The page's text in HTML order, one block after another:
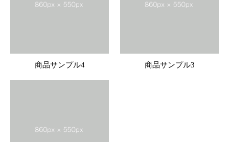
商品サンプル4 商品サンプル3